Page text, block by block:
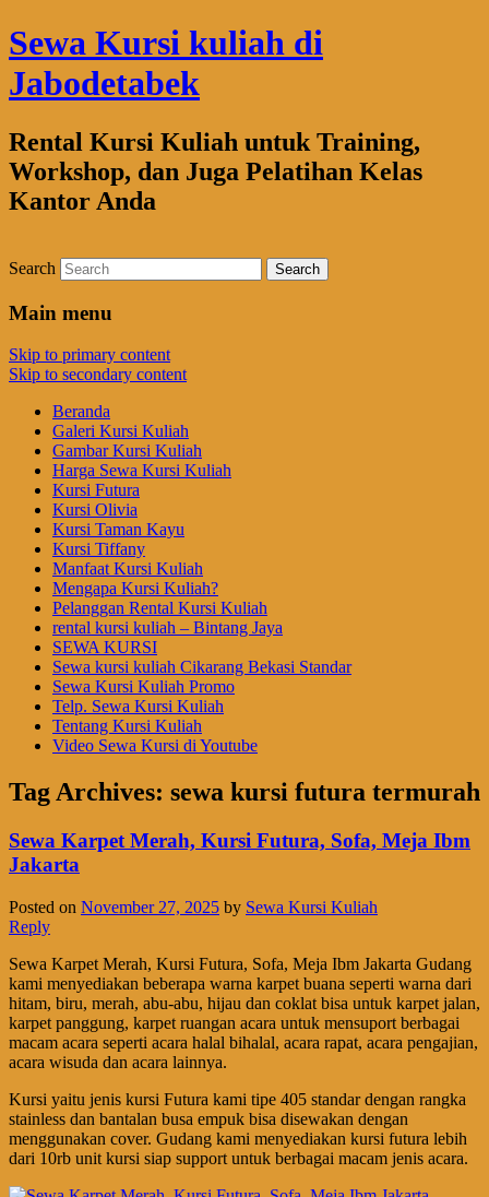
Sewa Kursi kuliah di
Jabodetabek
Rental Kursi Kuliah untuk Training,
Workshop, dan Juga Pelatihan Kelas
Kantor Anda
Search
Main menu
Skip to primary content
Skip to secondary content
Beranda
Galeri Kursi Kuliah
Gambar Kursi Kuliah
Harga Sewa Kursi Kuliah
Kursi Futura
Kursi Olivia
Kursi Taman Kayu
Kursi Tiffany
Manfaat Kursi Kuliah
Mengapa Kursi Kuliah?
Pelanggan Rental Kursi Kuliah
rental kursi kuliah – Bintang Jaya
SEWA KURSI
Sewa kursi kuliah Cikarang Bekasi Standar
Sewa Kursi Kuliah Promo
Telp. Sewa Kursi Kuliah
Tentang Kursi Kuliah
Video Sewa Kursi di Youtube
Tag Archives: sewa kursi futura termurah
Sewa Karpet Merah, Kursi Futura, Sofa, Meja Ibm
Jakarta
Posted on November 27, 2025 by Sewa Kursi Kuliah
Reply
Sewa Karpet Merah, Kursi Futura, Sofa, Meja Ibm Jakarta Gudang
kami menyediakan beberapa warna karpet buana seperti warna dari
hitam, biru, merah, abu-abu, hijau dan coklat bisa untuk karpet jalan,
karpet panggung, karpet ruangan acara untuk mensuport berbagai
macam acara seperti acara halal bihalal, acara rapat, acara pengajian,
acara wisuda dan acara lainnya.
Kursi yaitu jenis kursi Futura kami tipe 405 standar dengan rangka
stainless dan bantalan busa empuk bisa disewakan dengan
menggunakan cover. Gudang kami menyediakan kursi futura lebih
dari 10rb unit kursi siap support untuk berbagai macam jenis acara.